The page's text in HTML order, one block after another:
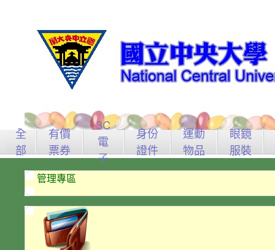
全
部
有價
票券
3C
電
子
身份
證件
運動
物品
眼鏡
服裝
管理專區